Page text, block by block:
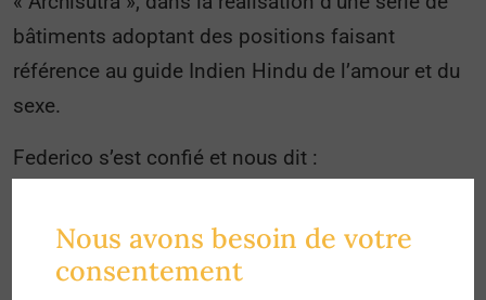
bâtiments adoptant des positions faisant
référence au guide Indien Hindu de l’amour et du
sexe.
Federico s’est confié et nous dit :
« Il est toujours amusant de jouer avec les formes
et les volumes architecturaux. Entrelacer les
Nous avons besoin de votre
consentement